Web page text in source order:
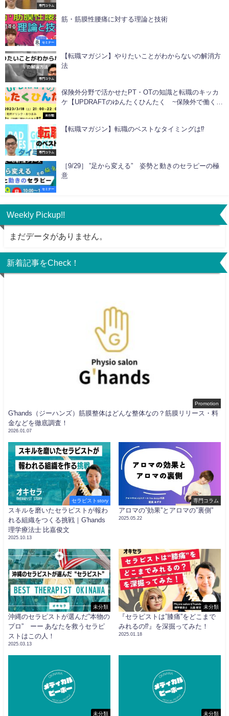
専門コラム
セミナー
筋・筋膜性腰痛に対する理論と技術
専門コラム
【転職マガジン】やりたいことがわからないの解消方
法
未分類
保険外分野で活かせたPT・OTの知識と転職のキッカ
ケ【UPDRAFTのゆんたくひんたく ~保険外で働く人
専門コラム
【転職マガジン】転職のベストなタイミングは⁉︎
セミナー
［9/29］ ”足から変える” 姿勢と動きのセラピーの極
意
Weekly Pickup!!
まだデータがありません。
新着記事をCheck！
Promotion
G'hands（ジーハンズ）筋膜整体はどんな整体なの？筋膜リリース・料
金などを徹底調査！
2026.01.07
セラピストstory
スキルを磨いたセラピストが報わ
れる組織をつくる挑戦｜G'hands
理学療法士 比嘉俊文
2025.10.13
専門コラム
アロマの”効果”とアロマの”裏側”
2025.05.22
未分類
沖縄のセラピストが選んだ”本物の
プロ” ーー あなたを救うセラピ
ストはこの人！
2025.03.13
未分類
『セラピストは”膝痛”をどこまで
みれるの⁉︎』を深掘ってみた！
2025.01.18
未分類 未分類